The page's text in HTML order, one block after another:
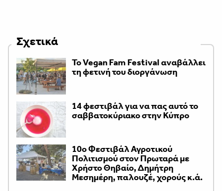
Σχετικά
Το Vegan Fam Festival αναβάλλει
τη φετινή του διοργάνωση
14 φεστιβάλ για να πας αυτό το
σαββατοκύριακο στην Κύπρο
10ο Φεστιβάλ Αγροτικού
Πολιτισμού στον Πρωταρά με
Χρήστο Θηβαίο, Δημήτρη
Μεσημέρη, παλουζέ, χορούς κ.ά.